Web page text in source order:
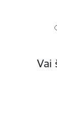
Vai